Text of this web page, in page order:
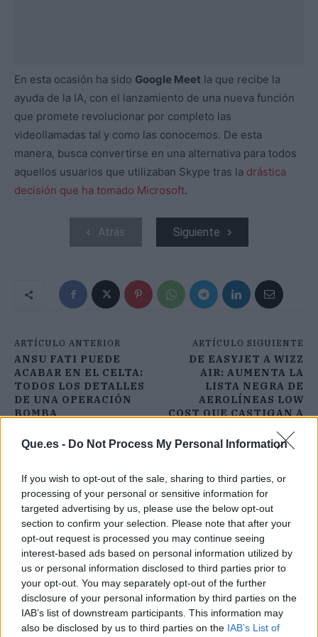
Que.es - Do Not Process My Personal Information
If you wish to opt-out of the sale, sharing to third parties, or
processing of your personal or sensitive information for
targeted advertising by us, please use the below opt-out
section to confirm your selection. Please note that after your
opt-out request is processed you may continue seeing
interest-based ads based on personal information utilized by
us or personal information disclosed to third parties prior to
your opt-out. You may separately opt-out of the further
disclosure of your personal information by third parties on the
IAB’s list of downstream participants. This information may
also be disclosed by us to third parties on the IAB’s List of
En esta ocasión ha sido Google Meet la que recibe la
ayuda de la IA, con el lanzamiento de una nueva función
que promete revolucionar por completo las
videollamadas tal y como las conocemos. De esta
manera, busca convertirse en una alternativa para todos
aquellos usuarios que utilizaban Skype tras la drástica
decisión que ha tomado Microsoft.
Atrás Siguiente
ARTÍCULO ANTERIOR
ANSU FATI PUEDE
ACABAR EN EL CELTA:
TODOS LOS DETALLES
DE UNA OPERACIÓN
BOMBA
ARTÍCULO SIGUIENTE
DE EASYJET A WIZZ
AIR: AUMENTA LA
LISTA NEGRA DE
AEROLÍNEAS LOW
COST QUE CASTIGAN A